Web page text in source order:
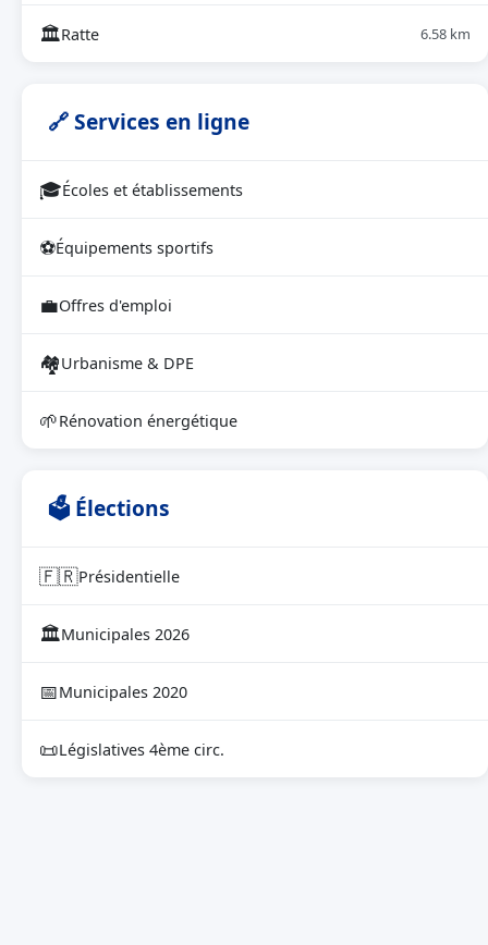
🏛Ratte 6.58 km
🔗 Services en ligne
🎓Écoles et établissements
⚽Équipements sportifs
💼Offres d'emploi
🏘Urbanisme & DPE
🌱Rénovation énergétique
🗳 Élections
🇫🇷Présidentielle
🏛Municipales 2026
📅Municipales 2020
📜Législatives 4ème circ.